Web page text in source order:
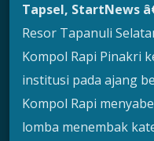
Tapsel, StartNews
Resor Tapanuli
Kompol Rapi Pinakri
institusi pada ajang
Kompol Rapi
lomba menembak